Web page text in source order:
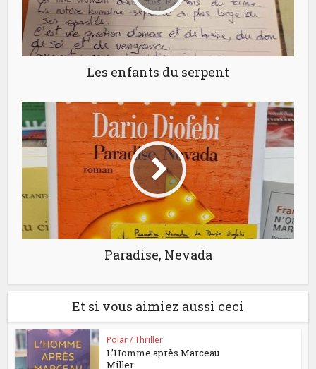
Les enfants du serpent
Paradise, Nevada
Et si vous aimiez aussi ceci
Polar / Thriller
L’Homme après Marceau
Miller